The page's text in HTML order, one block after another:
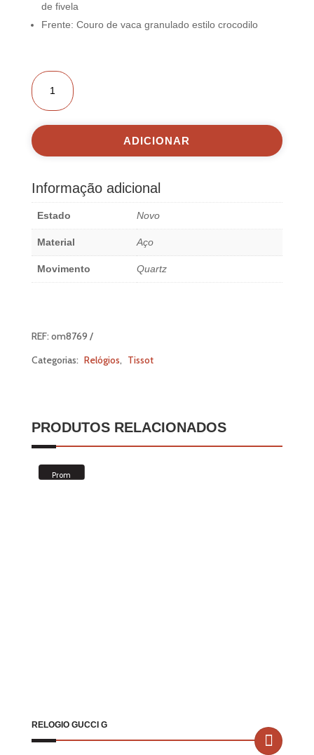
de fivela
Frente: Couro de vaca granulado estilo crocodilo
Quantidade
de
Tissot
Classic
T129.410.16.053.00
ADICIONAR
Informação adicional
Estado Novo
Material Aço
Movimento Quartz
REF:om8769
Categorias: Relógios, Tissot
PRODUTOS RELACIONADOS
Prom
RELOGIO GUCCI G